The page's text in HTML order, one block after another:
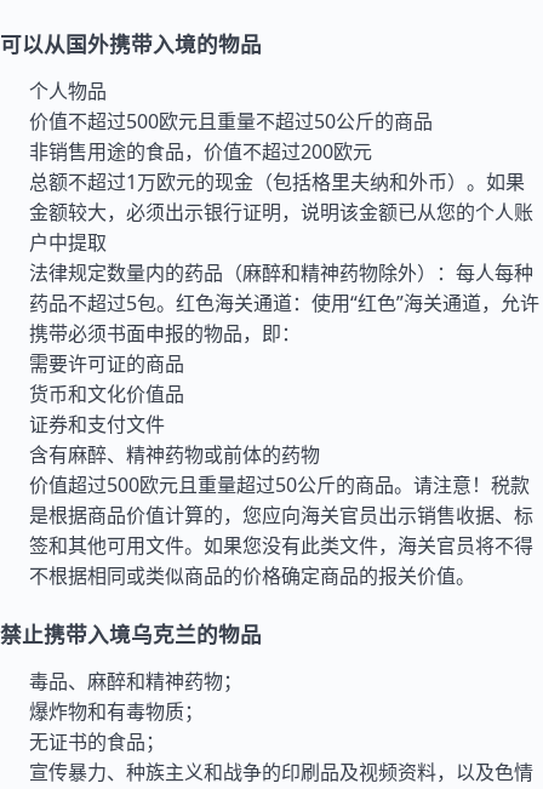
可以从国外携带入境的物品
个人物品
价值不超过500欧元且重量不超过50公斤的商品
非销售用途的食品，价值不超过200欧元
总额不超过1万欧元的现金（包括格里夫纳和外币）。如果
金额较大，必须出示银行证明，说明该金额已从您的个人账
户中提取
法律规定数量内的药品（麻醉和精神药物除外）：每人每种
药品不超过5包。红色海关通道：使用“红色”海关通道，允许
携带必须书面申报的物品，即：
需要许可证的商品
货币和文化价值品
证券和支付文件
含有麻醉、精神药物或前体的药物
价值超过500欧元且重量超过50公斤的商品。请注意！税款
是根据商品价值计算的，您应向海关官员出示销售收据、标
签和其他可用文件。如果您没有此类文件，海关官员将不得
不根据相同或类似商品的价格确定商品的报关价值。
禁止携带入境乌克兰的物品
毒品、麻醉和精神药物；
爆炸物和有毒物质；
无证书的食品；
宣传暴力、种族主义和战争的印刷品及视频资料，以及色情